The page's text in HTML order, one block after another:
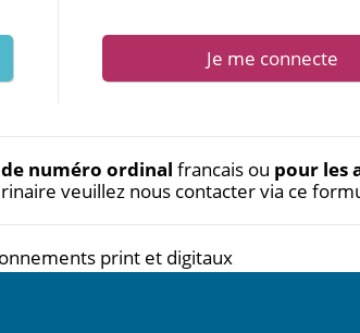
numéro ordinal francais ou pour les
veuillez nous contacter via ce
print et digitaux